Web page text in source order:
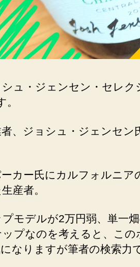
ュ・ジェンセン・セレ
、ジョシュ・ジェンセン
カー氏にカルフォルニア
産者。
モデルが2万円弱、単一
プなのを考えると、この
なりますが筆者の検索力